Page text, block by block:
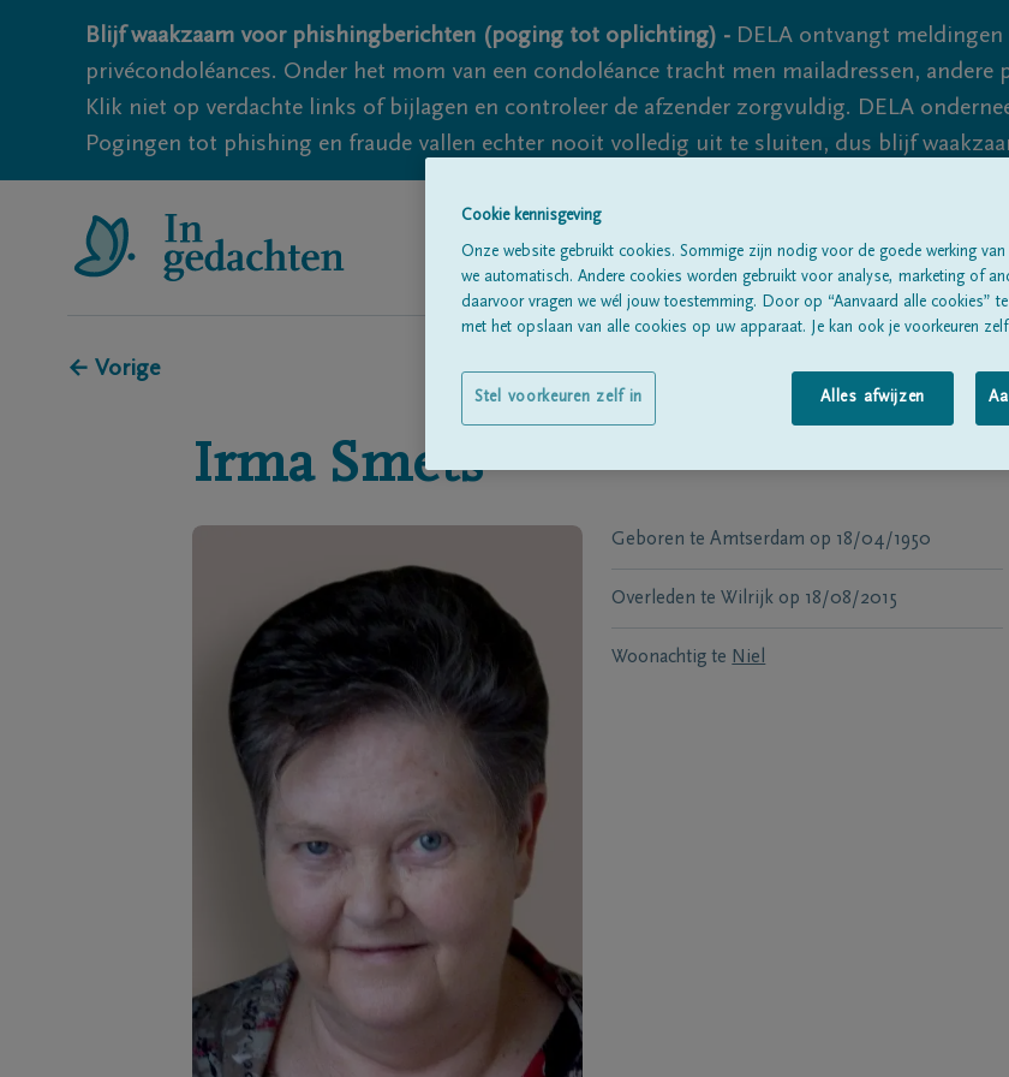
Blijf waakzaam voor phishingberichten (poging tot oplichting) - DELA ontvangt
privécondoléances. Onder het mom van een condoléance tracht men mailadressen, andere
Klik niet op verdachte links of bijlagen en controleer de afzender zorgvuldig. DELA
Pogingen tot phishing en fraude vallen echter nooit volledig uit te sluiten, dus blijf
Alle rouwberichten
← Vorige
Irma Smets
Geboren te Amtserdam op 18/04/1950
Overleden te Wilrijk op 18/08/2015
Woonachtig te Niel
Cookie kennisgeving
Onze website gebruikt cookies. Sommige zijn nodig voor de goede werking
we automatisch. Andere cookies worden gebruikt voor analyse, marketing of
daarvoor vragen we wél jouw toestemming. Door op “Aanvaard alle cookies”
met het opslaan van alle cookies op uw apparaat. Je kan ook je voorkeuren zelf
Alles afwijzen
Stel voorkeuren zelf in